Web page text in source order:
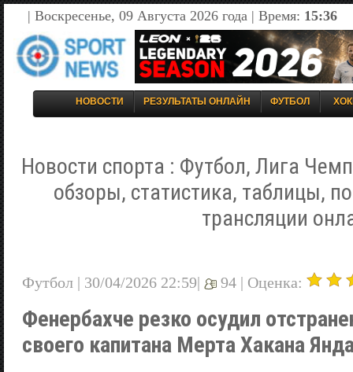
| Воскресенье, 09 Августа 2026 года | Время: 15:36
НОВОСТИ РЕЗУЛЬТАТЫ ОНЛАЙН ФУТБОЛ
Новости спорта : Футбол, Лига
обзоры, статистика, таблицы,
трансляции
Футбол | 30/04/2026 22:59| 94 | Оценка:
Фенербахче резко осудил
своего капитана Мерта Хакана